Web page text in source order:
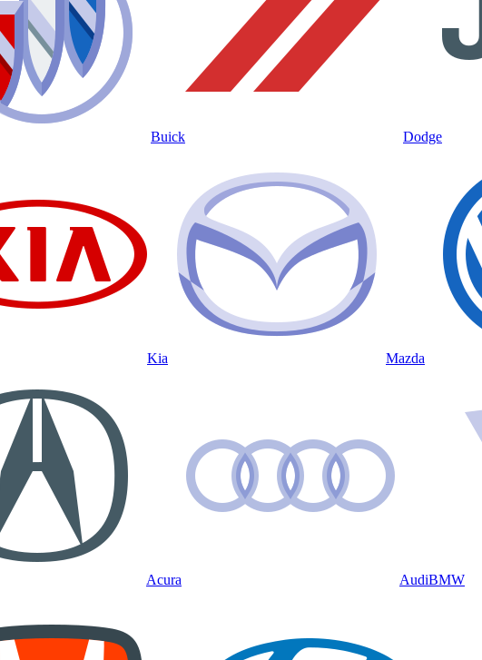
Buick Dodge
Kia Mazda
Acura AudiBMW